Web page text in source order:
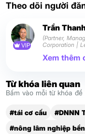
Theo dõi người
VIP
Trần
(Partner,
Corporation |
Xem thêm
Từ khóa liên quan
Bấm vào mỗi từ khóa
#tái cơ cấu #DNNN
#nông lâm nghiệp